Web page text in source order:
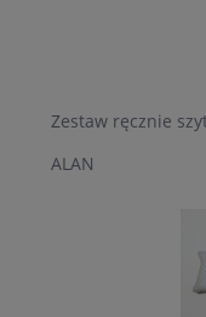
Zestaw ręcznie
ALAN